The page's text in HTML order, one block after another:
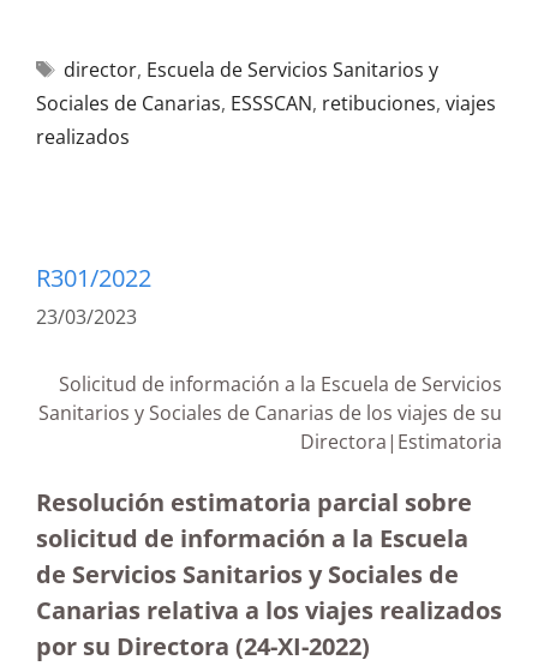
director, Escuela de Servicios Sanitarios y
Sociales de Canarias, ESSSCAN, retibuciones, viajes
realizados
R301/2022
23/03/2023
Solicitud de información a la Escuela de Servicios
Sanitarios y Sociales de Canarias de los viajes de su
Directora| Estimatoria
Resolución estimatoria parcial sobre
solicitud de información a la Escuela
de Servicios Sanitarios y Sociales de
Canarias relativa a los viajes realizados
por su Directora (24-XI-2022)